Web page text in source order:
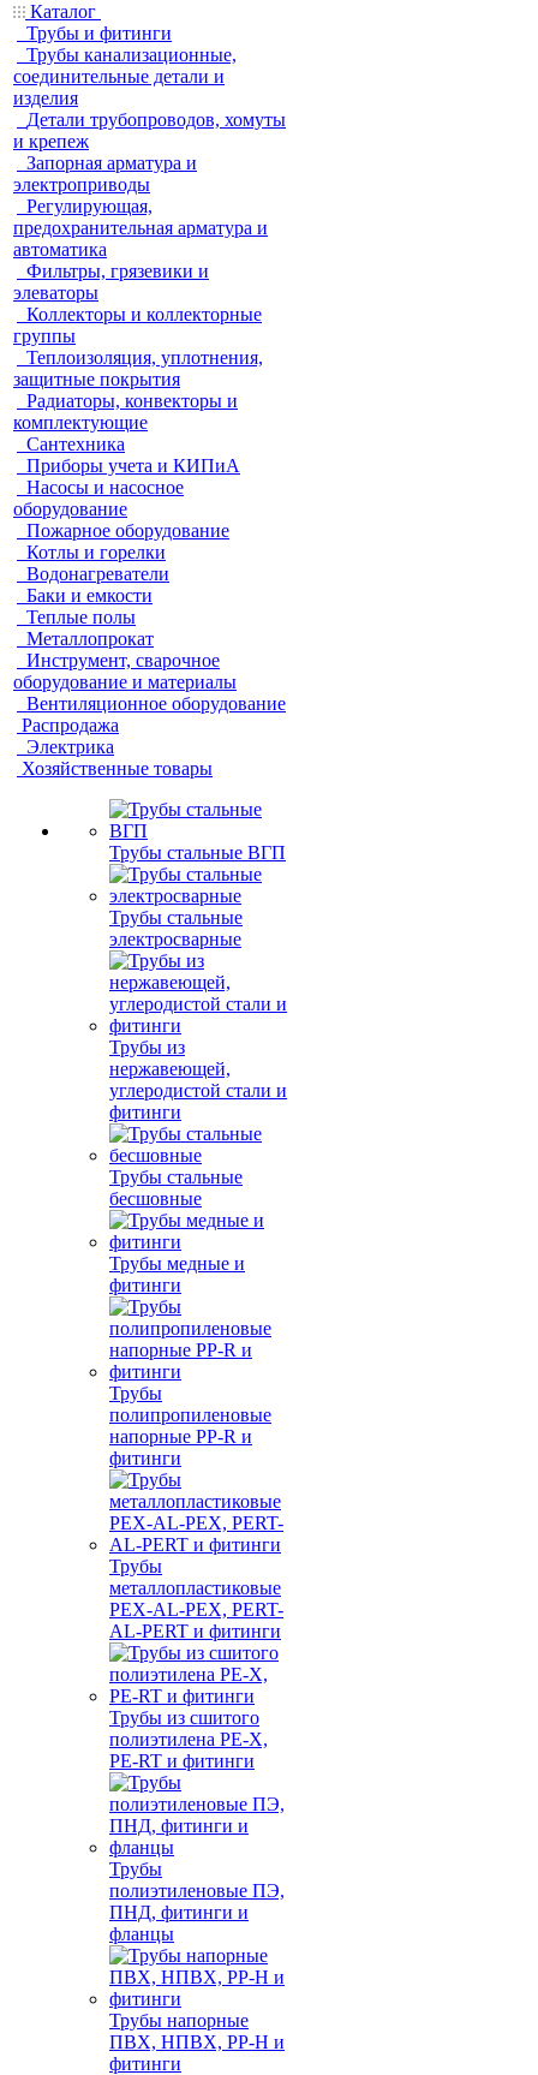
Каталог
Трубы и фитинги
Трубы канализационные,
соединительные детали и
изделия
Детали трубопроводов, хомуты
и крепеж
Запорная арматура и
электроприводы
Регулирующая,
предохранительная арматура и
автоматика
Фильтры, грязевики и
элеваторы
Коллекторы и коллекторные
группы
Теплоизоляция, уплотнения,
защитные покрытия
Радиаторы, конвекторы и
комплектующие
Сантехника
Приборы учета и КИПиА
Насосы и насосное
оборудование
Пожарное оборудование
Котлы и горелки
Водонагреватели
Баки и емкости
Теплые полы
Металлопрокат
Инструмент, сварочное
оборудование и материалы
Вентиляционное оборудование
Распродажа
Электрика
Хозяйственные товары
Трубы стальные ВГП
Трубы стальные
электросварные
Трубы из
нержавеющей,
углеродистой стали и
фитинги
Трубы стальные
бесшовные
Трубы медные и
фитинги
Трубы
полипропиленовые
напорные PP-R и
фитинги
Трубы
металлопластиковые
PEX-AL-PEX, PERT-
AL-PERT и фитинги
Трубы из сшитого
полиэтилена PE-X,
PE-RT и фитинги
Трубы
полиэтиленовые ПЭ,
ПНД, фитинги и
фланцы
Трубы напорные
ПВХ, НПВХ, PP-H и
фитинги